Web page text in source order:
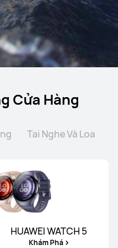
Cửa Hàng
Tai Nghe Và Loa
HUAWEI WATCH 5
Khám Phá